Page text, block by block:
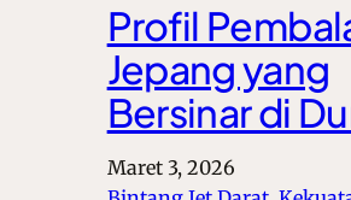
Profil
Jepang yang
Bersinar di
Maret 3, 2026